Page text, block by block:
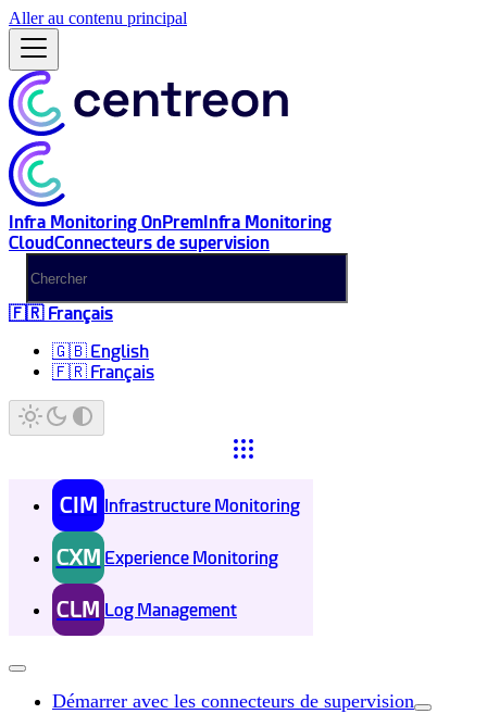
Aller au contenu principal
Infra Monitoring OnPremInfra Monitoring
CloudConnecteurs de supervision
🇫🇷 Français
🇬🇧 English
🇫🇷 Français
CIM Infrastructure Monitoring
CXM Experience Monitoring
CLM Log Management
Démarrer avec les connecteurs de supervision